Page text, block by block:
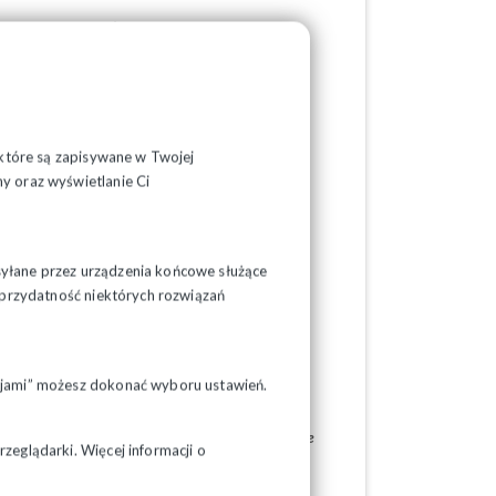
są zapisywane w Twojej
oraz wyświetlanie Ci
przez urządzenia końcowe służące
niektórych rozwiązań
możesz dokonać wyboru ustawień.
Więcej informacji o
Dyrektywy (czyli Projekt ustawy o
Jednakże wciąż nie zostały one
a państwo członkowskie ma
przez Komisję Europejską procedury
na rynku pracy zatrudniona jest na
podnoszony przez Komisję
co negatywnie wpływa na realną szansę
prowadzenia negocjacji nad układami
widzenia ochrony praw pracowniczych, ale
w krajach takich jak Niemcy czy Francja
gospodarki rynkowej